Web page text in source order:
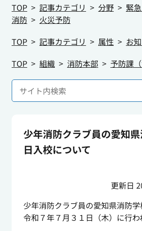
TOP
記事カテゴリ 分野
緊
消防
火災予防
TOP
記事カテゴリ 属性
お
TOP
組織 消防本部 予防課（
少年消防クラブ員の愛知
日入校について
更新日
少年消防クラブ員の愛知県消防学
令和７年７月３１日（木）に行わ